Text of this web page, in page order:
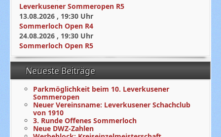
Leverkusener Sommeropen R5
13.08.2026 , 19:30 Uhr
Sommerloch Open R4
24.08.2026 , 19:30 Uhr
Sommerloch Open R5
Neueste Beiträge
Parkmöglichkeit beim 10. Leverkusener
Sommeropen
Neuer Vereinsname: Leverkusener Schachclub
von 1910
3. Runde Offenes Sommerloch
Neue DWZ-Zahlen